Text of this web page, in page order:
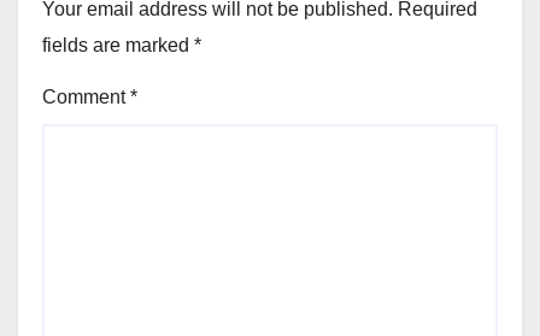
Your email address will not be published. Required
fields are marked *
Comment*